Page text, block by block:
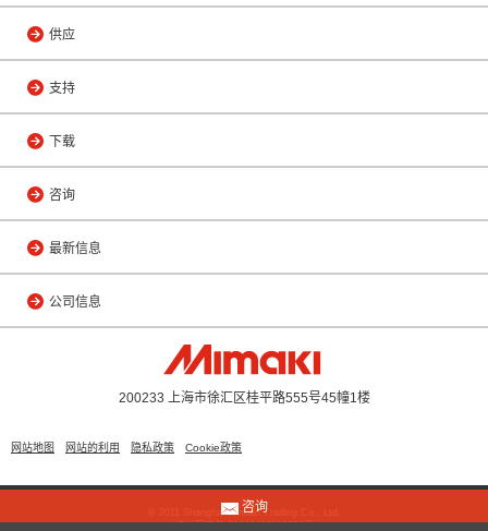
供应
支持
下载
咨询
最新信息
公司信息
200233 上海市徐汇区桂平路555号45幢1楼
网站地图 网站的利用 隐私政策 Cookie政策
© 2011 Shanghai Mimaki Trading Co., Ltd.
沪公网安备 31010402000799号
咨询